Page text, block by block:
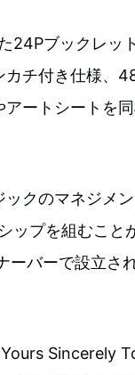
24Pブックレッ
チ付き仕様、
ートシートを
クのマネジメ
ップを組むこと
ーバーで設立
Sincerely